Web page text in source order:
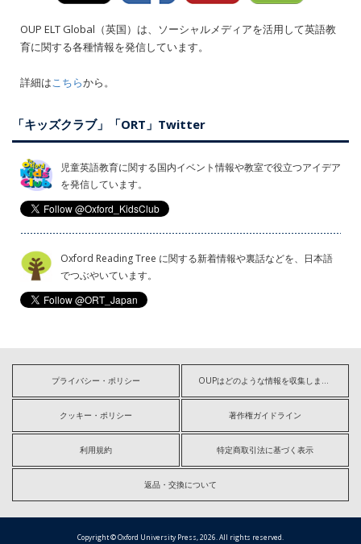
OUP ELT Global（英国）は、ソーシャルメディアを活用して英語教
育に関する各種情報を発信しています。
詳細はこちらから。
「キッズクラブ」「ORT」Twitter
児童英語教育に関する国内イベント情報や教室で役立つアイデア
を発信しています。
Oxford Reading Tree に関する新着情報や裏話などを、日本語
でつぶやいています。
プライバシー・ポリシー OUPはどのような情報を収集しますか?
クッキー・ポリシー 著作権ガイドライン
利用規約 特定商取引法に基づく表示
返品・交換について
Copyright © Oxford University Press, 2026. All rights reserved.